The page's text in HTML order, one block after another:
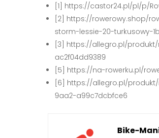
[1] https://castor24.pl/pl/p/
[2] https://rowerowy.shop/
storm-lessie-20-turkusowy-
[3] https://allegro.pl/
ac2f04dd9389
[5] https://na-rowerku.pl/
[6] https://allegro.pl/
9aa2-a99c7dcbfce6
Bike-